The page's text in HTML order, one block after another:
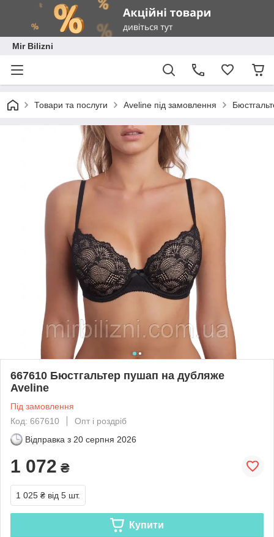
Mir Bilizni
Товари та послуги Aveline під замовлення
667610 Бюстгальтер пушап на дубляже
Aveline
Під замовлення
Код: 667610
Опт і роздріб
Відправка з 20 серпня 2026
1 072 ₴
1 025 ₴ від 5 шт.
Купити